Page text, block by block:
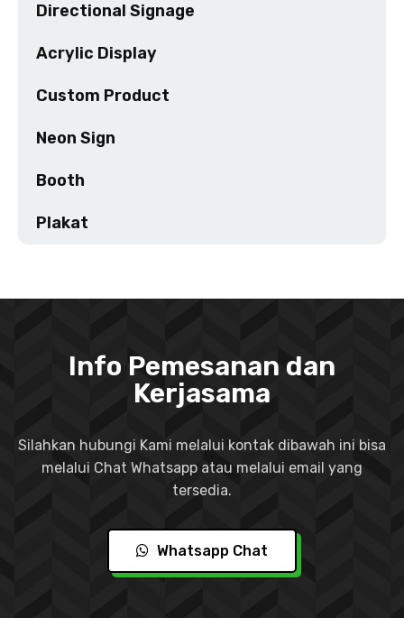
Directional Signage
Acrylic Display
Custom Product
Neon Sign
Booth
Plakat
Info Pemesanan dan
Kerjasama
Silahkan hubungi Kami melalui kontak dibawah ini bisa
melalui Chat Whatsapp atau melalui email yang
tersedia.
Whatsapp Chat